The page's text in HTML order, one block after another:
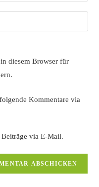
diesem Browser für
Kommentare via
via E-Mail.